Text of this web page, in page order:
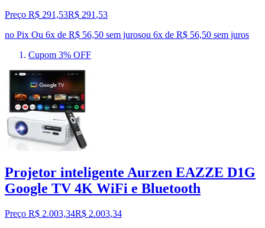
Preço R$ 291,53R$ 291 ,53
no Pix Ou 6x de R$ 56,50 sem jurosou 6x de R$ 56,50 sem juros
Cupom 3% OFF
Projetor inteligente Aurzen EAZZE D1G
Google TV 4K WiFi e Bluetooth
Preço R$ 2.003,34R$ 2.003,34